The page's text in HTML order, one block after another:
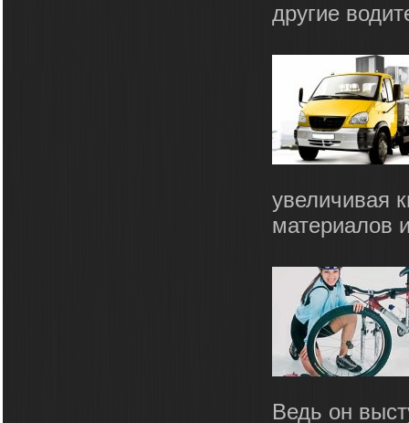
другие
увеличивая
материалов
Ведь он